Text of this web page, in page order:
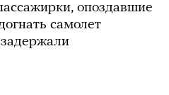
опоздавшие
самолет